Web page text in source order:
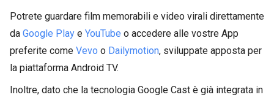
Potrete guardare film memorabili e video virali direttamente
da Google Play e YouTube o accedere alle vostre App
preferite come Vevo o Dailymotion, sviluppate apposta per
la piattaforma Android TV.
Inoltre, dato che la tecnologia Google Cast è già integrata in